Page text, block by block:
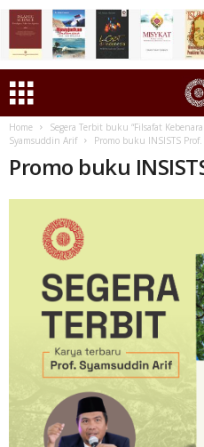
Home
Segera Terbit buku “Filsafat
Syamsuddin Arif
Promo buku INSISTS Prof.
Promo buku